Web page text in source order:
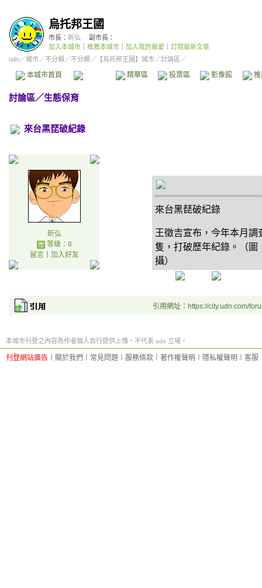
烏托邦王國
市長： 昕弘
副市長：
加入本城市
推薦本城市 加入我的最愛
訂閱最新文章
udn／城市／不分類 ／不分類 ／ 【烏托邦王國】城市／討論區／
本城市首頁 精華區 投票區 影像館
討論區／生態保育
來台黑琵破紀錄
昕弘
等級：8
留言｜ 加入好友
來台黑琵破紀錄
王徵吉宣布，今年本月
隻，打破歷年紀錄。（圖
攝）
引用網址：https://city.udn.com/
本城市刊登之內容為作者個人自行提供上傳，不代表 udn 立場。
刊登網站廣告 關於我們 常見問題 服務條款 著作權聲明 隱私權聲明 客服